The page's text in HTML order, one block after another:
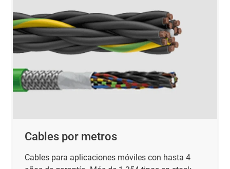
Cables por metros
Cables para aplicaciones móviles con hasta 4